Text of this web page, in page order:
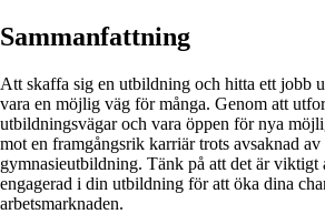
Sammanfattning
Att skaffa sig en utbildning och hitta ett jobb
vara en möjlig väg för många. Genom att
utbildningsvägar och vara öppen för nya
mot en framgångsrik karriär trots avsaknad
gymnasieutbildning. Tänk på att det är viktigt
engagerad i din utbildning för att öka dina
arbetsmarknaden.